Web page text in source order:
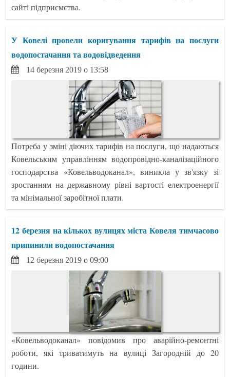
сайті підприємства.
У Ковелі провели коригування тарифів на послуги
водопостачання та водовідведення
14 березня 2019 о 13:58
Потреба у зміні діючих тарифів на послуги, що надаються
Ковельським управлінням водопровідно-каналізаційного
господарства «Ковельводоканал», виникла у зв'язку зі
зростанням на державному рівні вартості електроенергії
та мінімальної заробітної плати.
12 березня на кількох вулицях міста Ковеля тимчасово
припинили водопостачання
12 березня 2019 о 09:00
«Ковельводоканал» повідомив про аварійно-ремонтні
роботи, які триватимуть на вулиці Загородній до 20
години.